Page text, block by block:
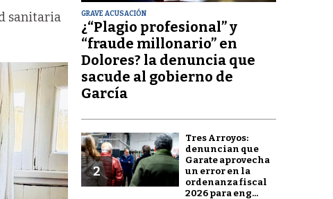
sanitaria
GRAVE ACUSACIÓN
¿“Plagio profesional” y
“fraude millonario” en
Dolores? la denuncia que
sacude al gobierno de
García
2
Tres Arroyos:
denuncian que
Garate aprovecha
un error en la
ordenanza fiscal
2026 para eng...